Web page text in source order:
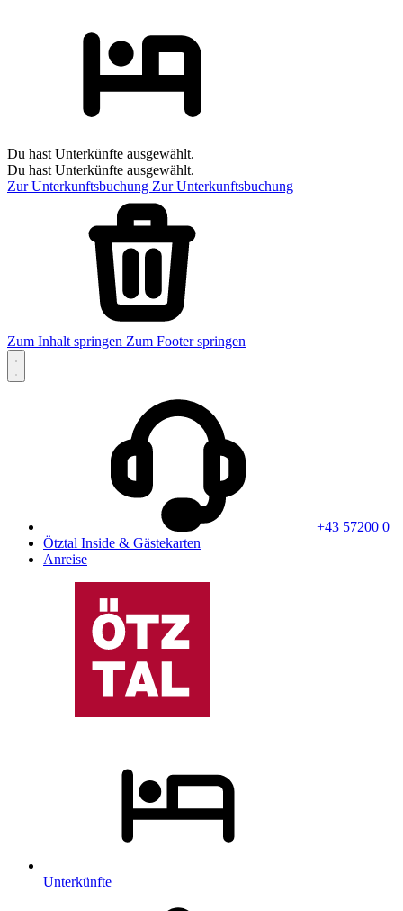
Du hast Unterkünfte ausgewählt.
Du hast Unterkünfte ausgewählt.
Zur Unterkunftsbuchung Zur Unterkunftsbuchung
Zum Inhalt springen Zum Footer springen
+43 57200 0
Ötztal Inside & Gästekarten
Anreise
Unterkünfte